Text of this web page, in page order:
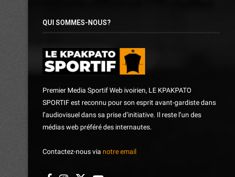
QUI SOMMES-NOUS?
Premier Media Sportif Web ivoirien, LE KPAKPATO
SPORTIF est reconnu pour son esprit avant-gardiste dans
l’audiovisuel dans sa prise d’initiative. Il reste l’un des
médias web préféré des internautes.
Contactez-nous via notre email